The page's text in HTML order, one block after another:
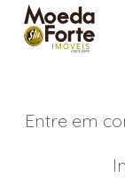
Entre em